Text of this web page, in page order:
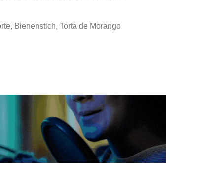
Bienenstich, Torta de Morango